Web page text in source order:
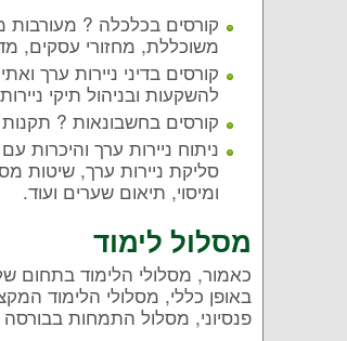
קורסים בכלכלה ?
משוכללת, מחזורי עסקים,
קורסים בדיני ניירות ערך
להשקעות ובניהול תיקי
קורסים בחשבונאות ? תקנות
ניתוח ניירות ערך
סליקת ניירות ערך, שיטות
ומיסוי, תיאום שערים ועוד.
מסלול לימוד
כאמור, מסלולי הלימוד בתחום
באופן כללי, מסלולי הלימוד
פנסיוני, מסלול התמחות